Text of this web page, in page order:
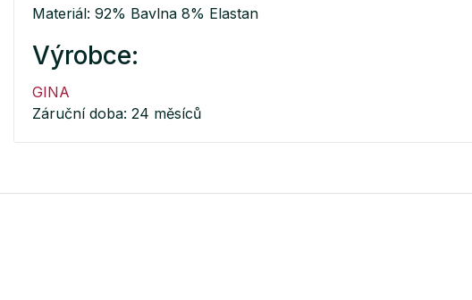
Materiál: 92% Bavlna 8% Elastan
Výrobce:
GINA
Záruční doba: 24 měsíců